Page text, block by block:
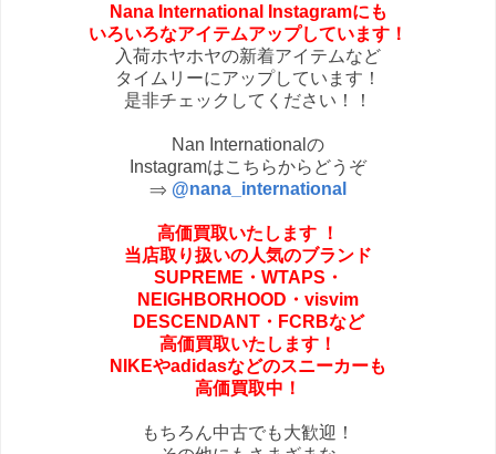
Nana International Instagramにも
いろいろなアイテムアップしています！
入荷ホヤホヤの新着アイテムなど
タイムリーにアップしています！
是非チェックしてください！！
Nan Internationalの
Instagramはこちらからどうぞ
⇒ @nana_international
高価買取いたします ！
当店取り扱いの人気のブランド
SUPREME・ WTAPS・
NEIGHBORHOOD・ visvim
DESCENDANT・FCRBなど
高価買取いたします！
NIKEやadidasなどのスニーカーも
高価買取中！
もちろん中古でも大歓迎！